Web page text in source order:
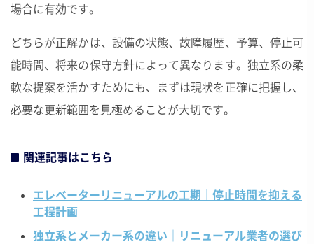
場合に有効です。
どちらが正解かは、設備の状態、故障履歴、予算、停止可
能時間、将来の保守方針によって異なります。独立系の柔
軟な提案を活かすためにも、まずは現状を正確に把握し、
必要な更新範囲を見極めることが大切です。
関連記事はこちら
エレベーターリニューアルの工期｜停止時間を抑える
工程計画
独立系とメーカー系の違い｜リニューアル業者の選び